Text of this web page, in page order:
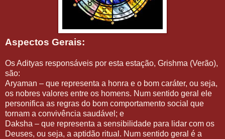
Aspectos Gerais:
Os Adityas responsáveis por esta estação, Grishma (Verão),
são:
Aryaman – que representa a honra e o bom caráter, ou seja,
os nobres valores entre os homens. Num sentido geral ele
personifica as regras do bom comportamento social que
tornam a convivência saudável; e
Daksha – que representa a sensibilidade para lidar com os
Deuses, ou seja, a aptidão ritual. Num sentido geral é a